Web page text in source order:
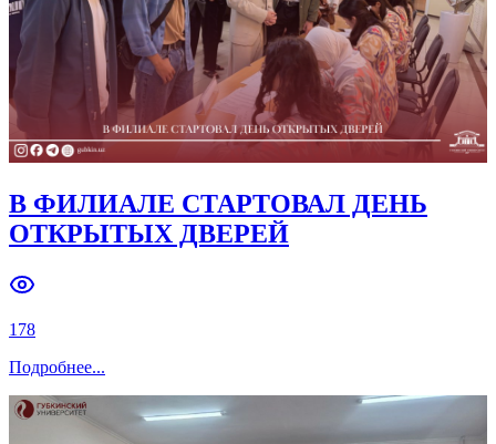
В ФИЛИАЛЕ СТАРТОВАЛ ДЕНЬ
ОТКРЫТЫХ ДВЕРЕЙ
178
Подробнее...